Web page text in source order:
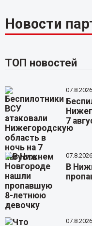
Новости
ТОП новостей
7
В